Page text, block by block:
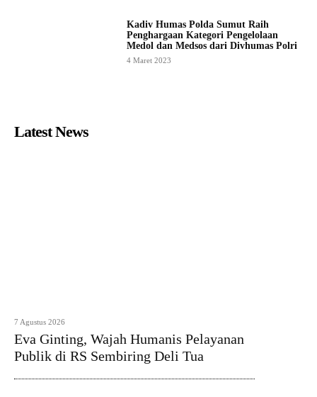
Kadiv Humas Polda Sumut Raih
Penghargaan Kategori Pengelolaan
Medol dan Medsos dari Divhumas Polri
4 Maret 2023
Latest News
7 Agustus 2026
Eva Ginting, Wajah Humanis Pelayanan
Publik di RS Sembiring Deli Tua